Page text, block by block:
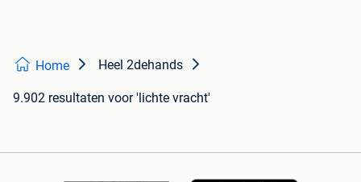
Home Heel 2dehands
9.902 resultaten voor 'lichte vracht'